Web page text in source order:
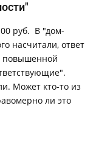
руб. В "дом-
насчитали, ответ
повышенной
Может кто-то из
ли это